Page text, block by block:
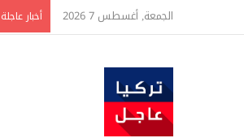
الجمعة, أغسطس 7 2026 أخبار عاجلة